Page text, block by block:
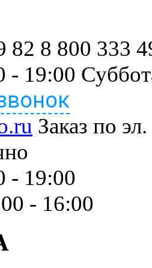
82 8 800 333
- 19:00
Заказ по
- 19:00
- 16:00